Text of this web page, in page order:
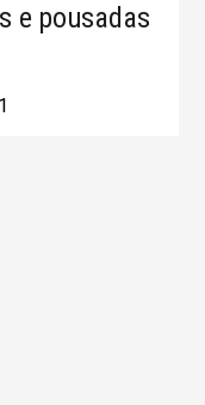
e pousadas